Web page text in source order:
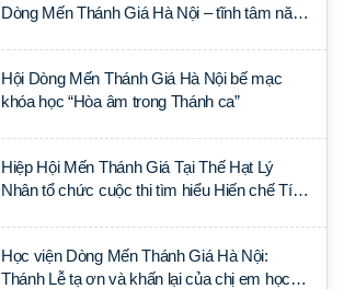
Dòng Mến Thánh Giá Hà Nội – tĩnh tâm năm
Hội Dòng Mến Thánh Giá Hà Nội bế mạc
khóa học “Hòa âm trong Thánh ca”
Hiệp Hội Mến Thánh Giá Tại Thế Hạt Lý
Nhân tổ chức cuộc thi tìm hiểu Hiến chế Tín
Học viện Dòng Mến Thánh Giá Hà Nội:
Thánh Lễ tạ ơn và khấn lại của chị em học